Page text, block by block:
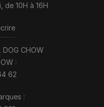
de 10H à 16H
CHOW
:
62
:​